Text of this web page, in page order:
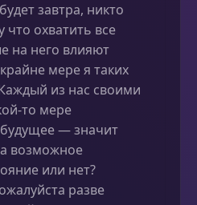
завтра, никто
охватить все
на него влияют
мере я таких
из нас своими
то мере
— значит
возможное
или нет?
разве